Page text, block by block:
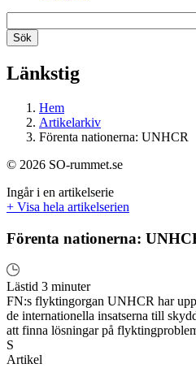
Länkstig
Hem
Artikelarkiv
Förenta nationerna: UNHCR
© 2026 SO-rummet.se
Ingår i en artikelserie
+ Visa hela artikelserien
Förenta nationerna:
Lästid 3 minuter
FN:s flyktingorgan UNHCR har
de internationella insatserna till
att finna lösningar på
S
Artikel